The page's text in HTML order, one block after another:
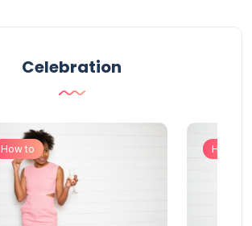
Celebration
How to How to